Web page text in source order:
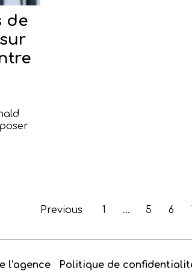
de
Previous 1 … 5 6
l’agence Politique de